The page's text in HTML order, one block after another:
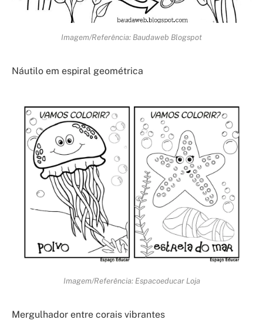
Imagem/Referência: Baudaweb Blogspot
Náutilo em espiral geométrica
Imagem/Referência: Espacoeducar Loja
Mergulhador entre corais vibrantes